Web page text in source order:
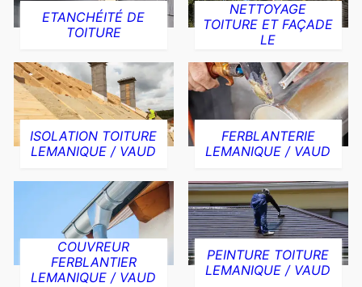
ETANCHÉITÉ DE
TOITURE
NETTOYAGE
TOITURE ET FAÇADE
LE
ISOLATION TOITURE
LEMANIQUE / VAUD
FERBLANTERIE
LEMANIQUE / VAUD
COUVREUR
FERBLANTIER
LEMANIQUE / VAUD
PEINTURE TOITURE
LEMANIQUE / VAUD